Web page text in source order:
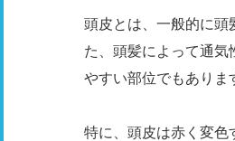
頭皮とは、一般的に頭
た、頭髪によって通気
やすい部位でもありま
特に、頭皮は赤く変色